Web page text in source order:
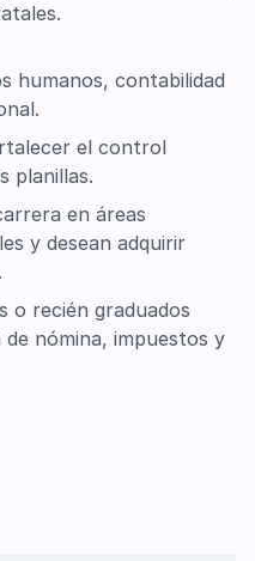
humanos, contabilidad
el control
planillas.
en áreas
y desean adquirir
o recién graduados
nómina, impuestos y